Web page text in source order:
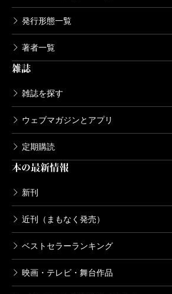
発行形態一覧
著者一覧
雑誌
雑誌を探す
ウェブマガジンとアプリ
定期購読
本の最新情報
新刊
近刊（まもなく発売）
ベストセラーランキング
映画・テレビ・舞台作品